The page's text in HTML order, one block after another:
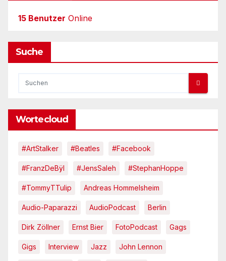
15 Benutzer Online
Suche
Wortecloud
#ArtStalker #Beatles #Facebook
#FranzDeBÿl #JensSaleh #StephanHoppe
#TommyTTulip Andreas Hommelsheim
Audio-Paparazzi AudioPodcast Berlin
Dirk Zöllner Ernst Bier FotoPodcast Gags
Gigs Interview Jazz John Lennon